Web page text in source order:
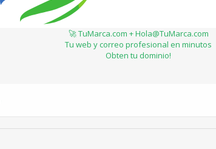
🚀 TuMarca.com + Hola@TuMarca.com
Tu web y correo profesional en minutos
Obten tu dominio!